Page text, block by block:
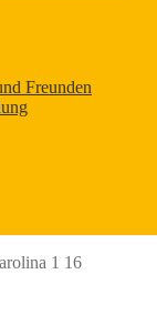
Freunden
1 16